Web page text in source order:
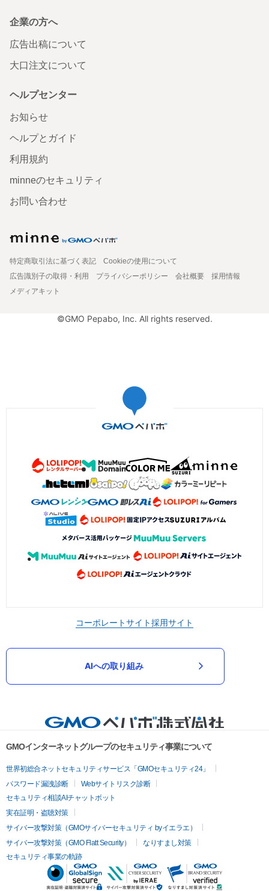
企業の方へ
広告出稿について
大口注文について
ヘルプセンター
お知らせ
ヘルプとガイド
利用規約
minneのセキュリティ
お問い合わせ
特定商取引法に基づく表記
Cookieの使用について
広告識別子の取得・利用
プライバシーポリシー 会社概要
採用情報
メディアキット
©GMO Pepabo, Inc. All rights reserved.
コーポレートサイト採用サイト
AIへの取り組み
GMOインターネットグループのセキュリティ事業について
世界初総合ネットセキュリティサービス「GMOセキュリティ24」
パスワード漏洩診断
Webサイトリスク診断
セキュリティ相談AIチャットボット
実在証明・盗聴対策
サイバー攻撃対策（GMOサイバーセキュリティ byイエラエ）
サイバー攻撃対策（GMO Flatt Security）
なりすまし対策
セキュリティ事業の軌跡